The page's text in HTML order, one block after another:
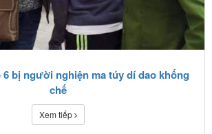
bị người nghiện ma túy dí dao khống
chế
Xem tiếp